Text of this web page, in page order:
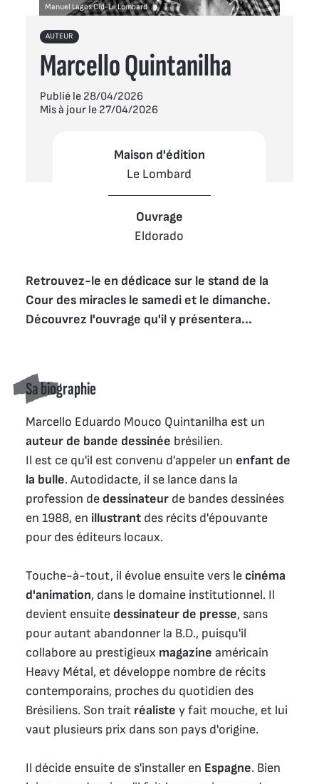
Manuel Lagos Cid-Le Lombard
AUTEUR
Marcello Quintanilha
Publié le 28/04/2026
Mis à jour le 27/04/2026
Maison d'édition
Le Lombard
Ouvrage
Eldorado
Retrouvez-le en dédicace sur le stand de la
Cour des miracles le samedi et le dimanche.
Découvrez l'ouvrage qu'il y présentera...
Sa biographie
Marcello Eduardo Mouco Quintanilha est un
auteur de bande dessinée brésilien.
Il est ce qu'il est convenu d'appeler un enfant de
la bulle. Autodidacte, il se lance dans la
profession de dessinateur de bandes dessinées
en 1988, en illustrant des récits d'épouvante
pour des éditeurs locaux.
Touche-à-tout, il évolue ensuite vers le cinéma
d'animation, dans le domaine institutionnel. Il
devient ensuite dessinateur de presse, sans
pour autant abandonner la B.D., puisqu'il
collabore au prestigieux magazine américain
Heavy Métal, et développe nombre de récits
contemporains, proches du quotidien des
Brésiliens. Son trait réaliste y fait mouche, et lui
vaut plusieurs prix dans son pays d'origine.
Il décide ensuite de s'installer en Espagne. Bien